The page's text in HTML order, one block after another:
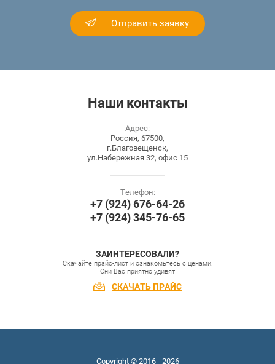
Отправить заявку
Наши контакты
Адрес:
Россия, 67500,
г.Благовещенск,
ул.Набережная 32, офис 15
Телефон:
+7 (924) 676-64-26
+7 (924) 345-76-65
ЗАИНТЕРЕСОВАЛИ?
Скачайте прайс-лист и ознакомьтесь с ценами.
Они Вас приятно удивят
СКАЧАТЬ ПРАЙС
Copyright © 2016 - 2026